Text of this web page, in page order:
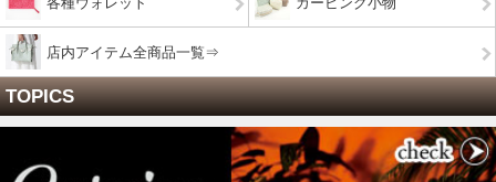
店内アイテム全商品一覧⇒
TOPICS